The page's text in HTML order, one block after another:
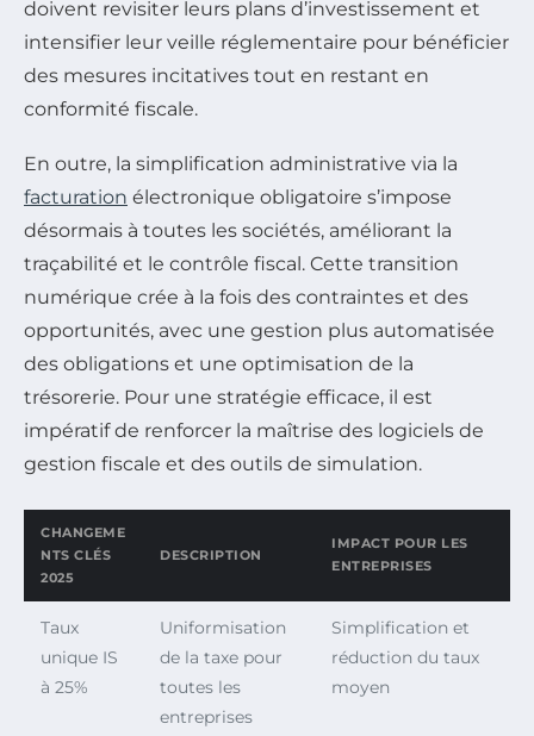
doivent revisiter leurs plans d’investissement et
intensifier leur veille réglementaire pour bénéficier
des mesures incitatives tout en restant en
conformité fiscale.
En outre, la simplification administrative via la
facturation électronique obligatoire s’impose
désormais à toutes les sociétés, améliorant la
traçabilité et le contrôle fiscal. Cette transition
numérique crée à la fois des contraintes et des
opportunités, avec une gestion plus automatisée
des obligations et une optimisation de la
trésorerie. Pour une stratégie efficace, il est
impératif de renforcer la maîtrise des logiciels de
gestion fiscale et des outils de simulation.
CHANGEME
NTS CLÉS
2025
DESCRIPTION
IMPACT POUR LES
ENTREPRISES
Taux
unique IS
à 25%
Uniformisation
de la taxe pour
toutes les
entreprises
Simplification et
réduction du taux
moyen